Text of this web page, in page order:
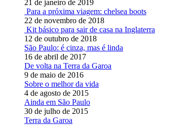
21 de janeiro de 2019
Para a próxima viagem: chelsea boots
22 de novembro de 2018
Kit básico para sair de casa na Inglaterra
12 de outubro de 2018
São Paulo: é cinza, mas é linda
16 de abril de 2017
De volta na Terra da Garoa
9 de maio de 2016
Sobre o melhor da vida
4 de agosto de 2015
Ainda em São Paulo
30 de julho de 2015
Terra da Garoa